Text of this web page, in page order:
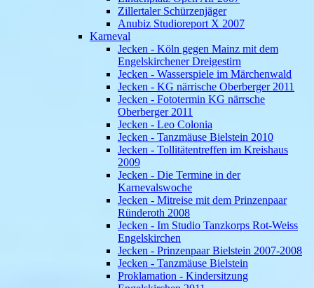
Zillertaler Schürzenjäger
Anubiz Studioreport X 2007
Karneval
Jecken - Köln gegen Mainz mit dem
Engelskirchener Dreigestirn
Jecken - Wasserspiele im Märchenwald
Jecken - KG närrische Oberberger 2011
Jecken - Fototermin KG närrsche
Oberberger 2011
Jecken - Leo Colonia
Jecken - Tanzmäuse Bielstein 2010
Jecken - Tollitätentreffen im Kreishaus
2009
Jecken - Die Termine in der
Karnevalswoche
Jecken - Mitreise mit dem Prinzenpaar
Ründeroth 2008
Jecken - Im Studio Tanzkorps Rot-Weiss
Engelskirchen
Jecken - Prinzenpaar Bielstein 2007-2008
Jecken - Tanzmäuse Bielstein
Proklamation - Kindersitzung